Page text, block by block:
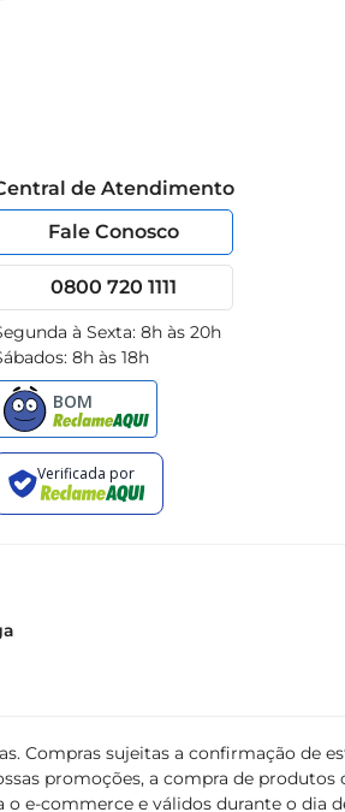
de Atendimento
Fale Conosco
0800 720 1111
à Sexta: 8h às 20h
8h às 18h
Compras sujeitas a confirmação de
promoções, a compra de produtos
e-commerce e válidos durante o dia